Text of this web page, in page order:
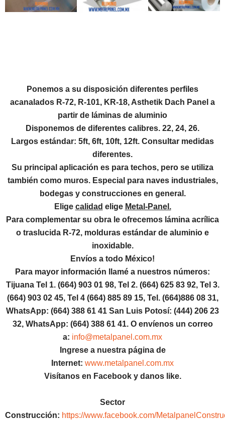
Ponemos a su disposición diferentes perfiles
acanalados R-72, R-101, KR-18, Asthetik Dach Panel a
partir de láminas de aluminio
Disponemos de diferentes calibres. 22, 24, 26.
Largos estándar: 5ft, 6ft, 10ft, 12ft. Consultar medidas
diferentes.
Su principal aplicación es para techos, pero se utiliza
también como muros. Especial para naves industriales,
bodegas y construcciones en general.
Elige calidad elige Metal-Panel.
Para complementar su obra le ofrecemos lámina acrílica
o traslucida R-72, molduras estándar de aluminio e
inoxidable.
Envíos a todo México!
Para mayor información llamé a nuestros números:
Tijuana Tel 1. (664) 903 01 98, Tel 2. (664) 625 83 92, Tel 3.
(664) 903 02 45, Tel 4 (664) 885 89 15, Tel. (664)886 08 31,
WhatsApp: (664) 388 61 41 San Luis Potosí: (444) 206 23
32, WhatsApp: (664) 388 61 41. O envíenos un correo
a: info@metalpanel.com.mx
Ingrese a nuestra página de
Internet: www.metalpanel.com.mx
Visítanos en Facebook y danos like.
Sector
Construcción: https://www.facebook.com/